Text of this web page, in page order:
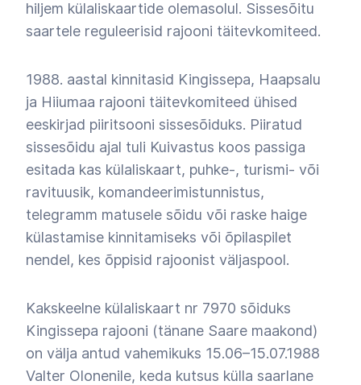
hiljem külaliskaartide olemasolul. Sissesõitu
saartele reguleerisid rajooni täitevkomiteed.
1988. aastal kinnitasid Kingissepa, Haapsalu
ja Hiiumaa rajooni täitevkomiteed ühised
eeskirjad piiritsooni sissesõiduks. Piiratud
sissesõidu ajal tuli Kuivastus koos passiga
esitada kas külaliskaart, puhke-, turismi- või
ravituusik, komandeerimistunnistus,
telegramm matusele sõidu või raske haige
külastamise kinnitamiseks või õpilaspilet
nendel, kes õppisid rajoonist väljaspool.
Kakskeelne külaliskaart nr 7970 sõiduks
Kingissepa rajooni (tänane Saare maakond)
on välja antud vahemikuks 15.06–15.07.1988
Valter Olonenile, keda kutsus külla saarlane